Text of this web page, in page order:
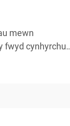
mewn
fwyd cynhyrchus
esteteg